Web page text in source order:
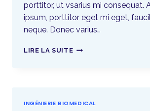
porttitor, ut vsarius mi consequat.
ipsum, porttitor eget mi eget,
neque. Donec varius…
LIRE LA SUITE
INGÉNIERIE BIOMEDICAL